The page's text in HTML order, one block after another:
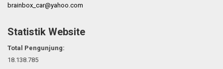
brainbox_car@yahoo.com
Statistik Website
Total Pengunjung:
18.138.785